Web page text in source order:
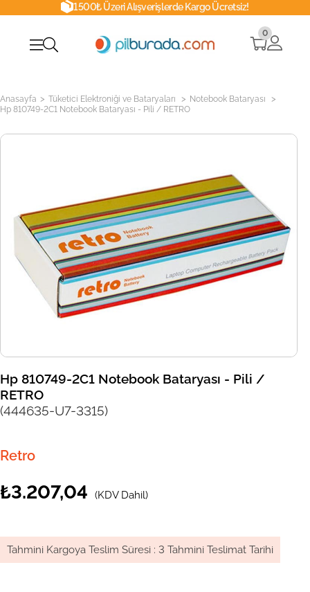
1500₺ Üzeri Alışverişlerde Kargo Ücretsiz!
0
Anasayfa > Tüketici Elektroniği ve Bataryaları > Notebook Bataryası >
Hp 810749-2C1 Notebook Bataryası - Pili / RETRO
Hp 810749-2C1 Notebook Bataryası - Pili /
RETRO
(444635-U7-3315)
Retro
₺3.207,04 (KDV Dahil)
Tahmini Kargoya Teslim Süresi : 3 Tahmini Teslimat Tarihi